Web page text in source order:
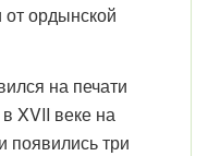
ордынской
на печати
XVII веке на
появились три